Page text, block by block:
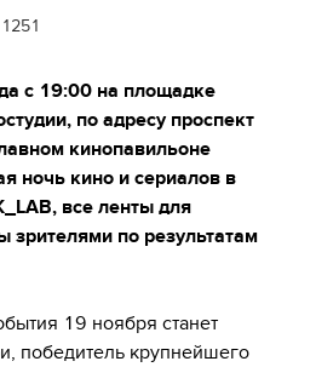
1251
с 19:00 на площадке
по адресу проспект
кинопавильоне
ночь кино и сериалов в
все ленты для
зрителями по результатам
19 ноября станет
победитель крупнейшего